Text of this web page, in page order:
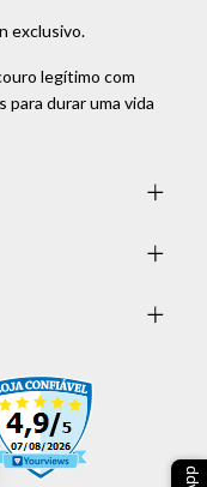
exclusivo.
legítimo com
para durar uma vida